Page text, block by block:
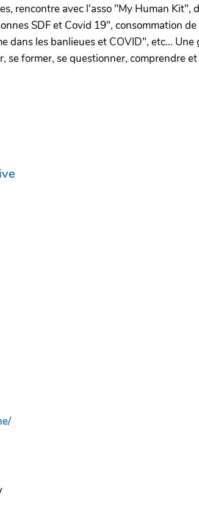
rencontre avec l'asso "My Human Kit",
SDF et Covid 19", consommation
dans les banlieues et COVID", etc...
former, se questionner, comprendre